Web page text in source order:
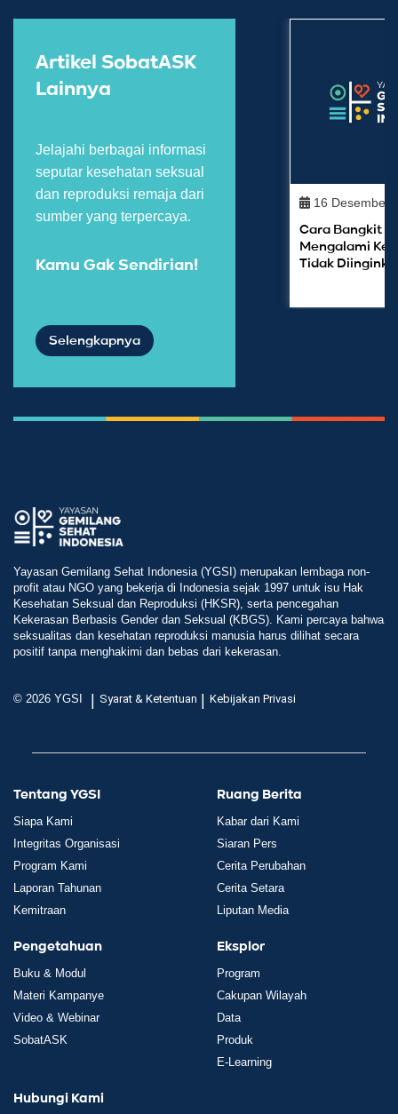
Artikel SobatASK
Lainnya
Jelajahi berbagai informasi
seputar kesehatan seksual
dan reproduksi remaja dari
sumber yang terpercaya.
Kamu Gak Sendirian!
Selengkapnya
16 Desember
Cara Bangkit
Mengalami
Tidak
Yayasan Gemilang Sehat Indonesia (YGSI) merupakan lembaga non-
profit atau NGO yang bekerja di Indonesia sejak 1997 untuk isu Hak
Kesehatan Seksual dan Reproduksi (HKSR), serta pencegahan
Kekerasan Berbasis Gender dan Seksual (KBGS). Kami percaya bahwa
seksualitas dan kesehatan reproduksi manusia harus dilihat secara
positif tanpa menghakimi dan bebas dari kekerasan.
© 2026 YGSI | Syarat & Ketentuan | Kebijakan Privasi
Tentang YGSI
Siapa Kami
Integritas Organisasi
Program Kami
Laporan Tahunan
Kemitraan
Ruang Berita
Kabar dari Kami
Siaran Pers
Cerita Perubahan
Cerita Setara
Liputan Media
Pengetahuan
Buku & Modul
Materi Kampanye
Video & Webinar
SobatASK
Eksplor
Program
Cakupan Wilayah
Data
Produk
E-Learning
Hubungi Kami